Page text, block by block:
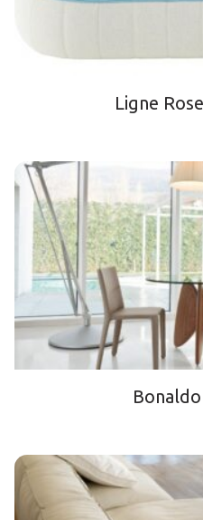
Ligne